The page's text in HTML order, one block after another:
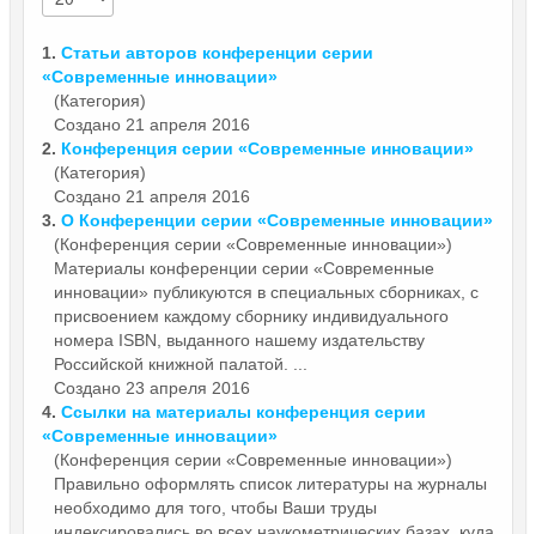
1. Статьи авторов конференции серии
«Современные инновации»
(Категория)
Создано 21 апреля 2016
2. Конференция серии «Современные инновации»
(Категория)
Создано 21 апреля 2016
3. О Конференции серии «Современные инновации»
(Конференция серии «Современные инновации»)
Материалы конференции серии «Современные
инновации» публикуются в специальных сборниках, с
присвоением каждому сборнику индивидуального
номера ISBN, выданного нашему издательству
Российской книжной палатой. ...
Создано 23 апреля 2016
4. Ссылки на материалы конференция серии
«Современные инновации»
(Конференция серии «Современные инновации»)
Правильно оформлять список литературы на журналы
необходимо для того, чтобы Ваши труды